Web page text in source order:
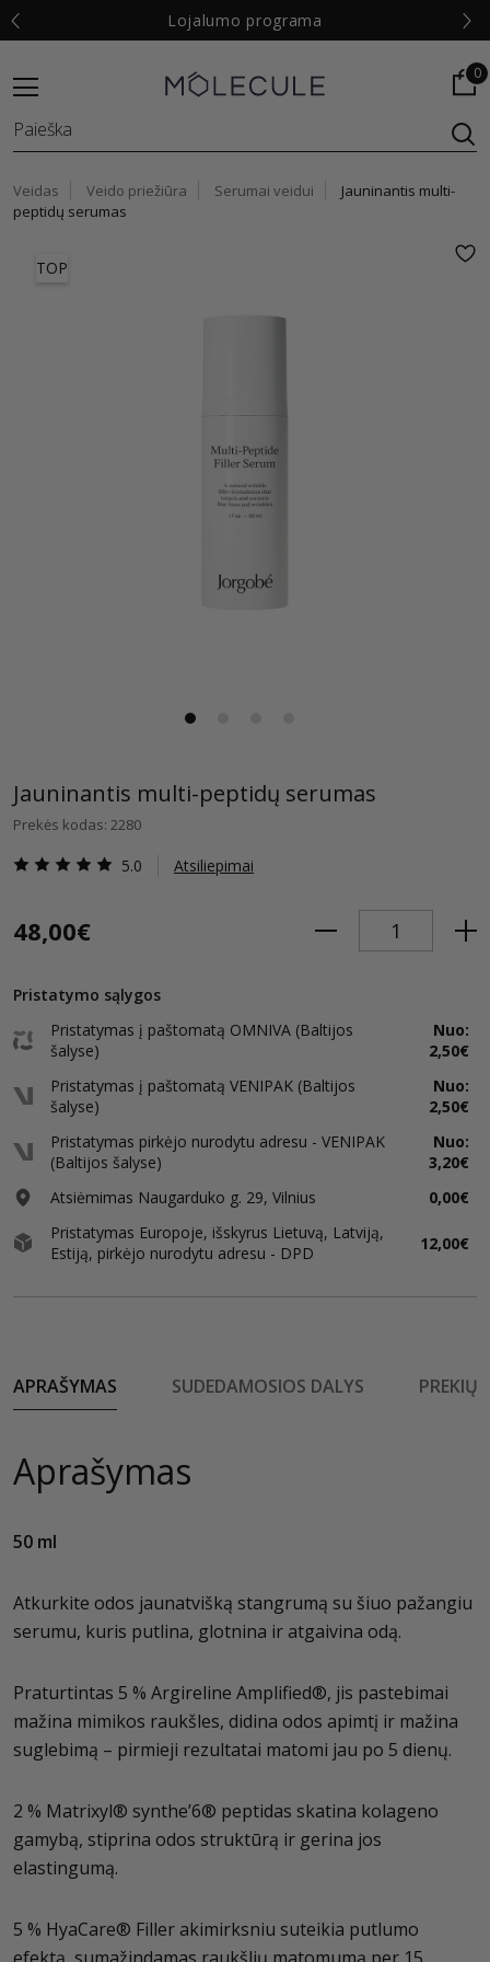
programa Nemokamas pristatymas nuo
0
Veidas Veido priežiūra Serumai veidui
Jauninantis multi-
peptidų serumas
TOP
Jauninantis multi-peptidų serumas
Prekės kodas: 2280
5.0 Atsiliepimai
48,00€
Pristatymo sąlygos
Pristatymas į paštomatą OMNIVA (Baltijos
šalyse)
Nuo:
2,50€
Pristatymas į paštomatą VENIPAK (Baltijos
šalyse)
Nuo:
2,50€
Pristatymas pirkėjo nurodytu adresu - VENIPAK
(Baltijos šalyse)
Nuo:
3,20€
Atsiėmimas Naugarduko g. 29, Vilnius
0,00€
Pristatymas Europoje, išskyrus Lietuvą, Latviją,
Estiją, pirkėjo nurodytu adresu - DPD
12,00€
APRAŠYMAS SUDEDAMOSIOS DALYS PREKIŲ
Aprašymas
50 ml
Atkurkite odos jaunatvišką stangrumą su šiuo pažangiu
serumu, kuris putlina, glotnina ir atgaivina odą.
Praturtintas 5 % Argireline Amplified®, jis pastebimai
mažina mimikos raukšles, didina odos apimtį ir mažina
suglebimą – pirmieji rezultatai matomi jau po 5 dienų.
2 % Matrixyl® synthe’6® peptidas skatina kolageno
gamybą, stiprina odos struktūrą ir gerina jos
elastingumą.
5 % HyaCare® Filler akimirksniu suteikia putlumo